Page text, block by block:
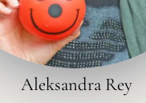
Aleksandra Rey